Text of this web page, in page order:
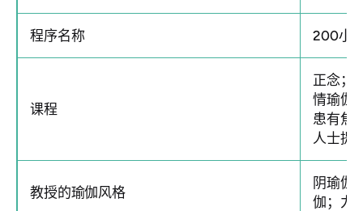
程序名称 200小
课程
正念；
情瑜伽
患有焦
人士提
教授的瑜伽风格
阴瑜伽/
伽；力